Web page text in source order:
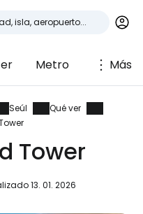
Metro Más
Seúl
Qué ver
Tower
13. 01. 2026
en
viajeros
Google